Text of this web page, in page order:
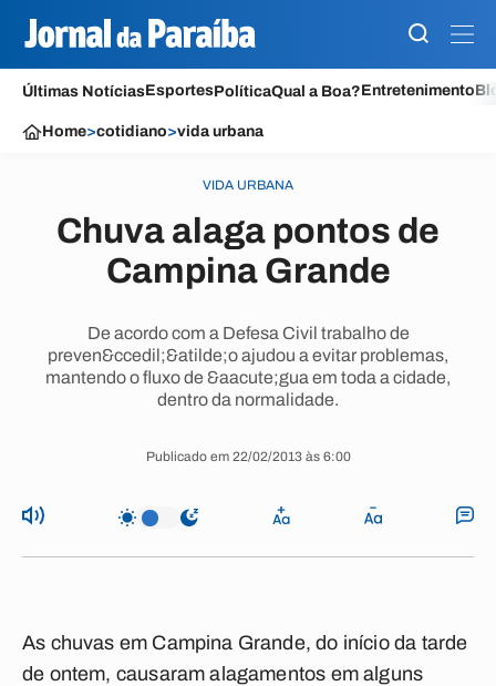
Últimas NotíciasEsportesPolíticaQual a Boa?Entretenimento
Home>cotidiano>vida urbana
VIDA URBANA
Chuva alaga pontos de
Campina Grande
De acordo com a Defesa Civil trabalho de
preven&ccedil;&atilde;o ajudou a evitar problemas,
mantendo o fluxo de &aacute;gua em toda a cidade,
dentro da normalidade.
Publicado em 22/02/2013 às 6:00
As chuvas em Campina Grande, do início da tarde
de ontem, causaram alagamentos em alguns